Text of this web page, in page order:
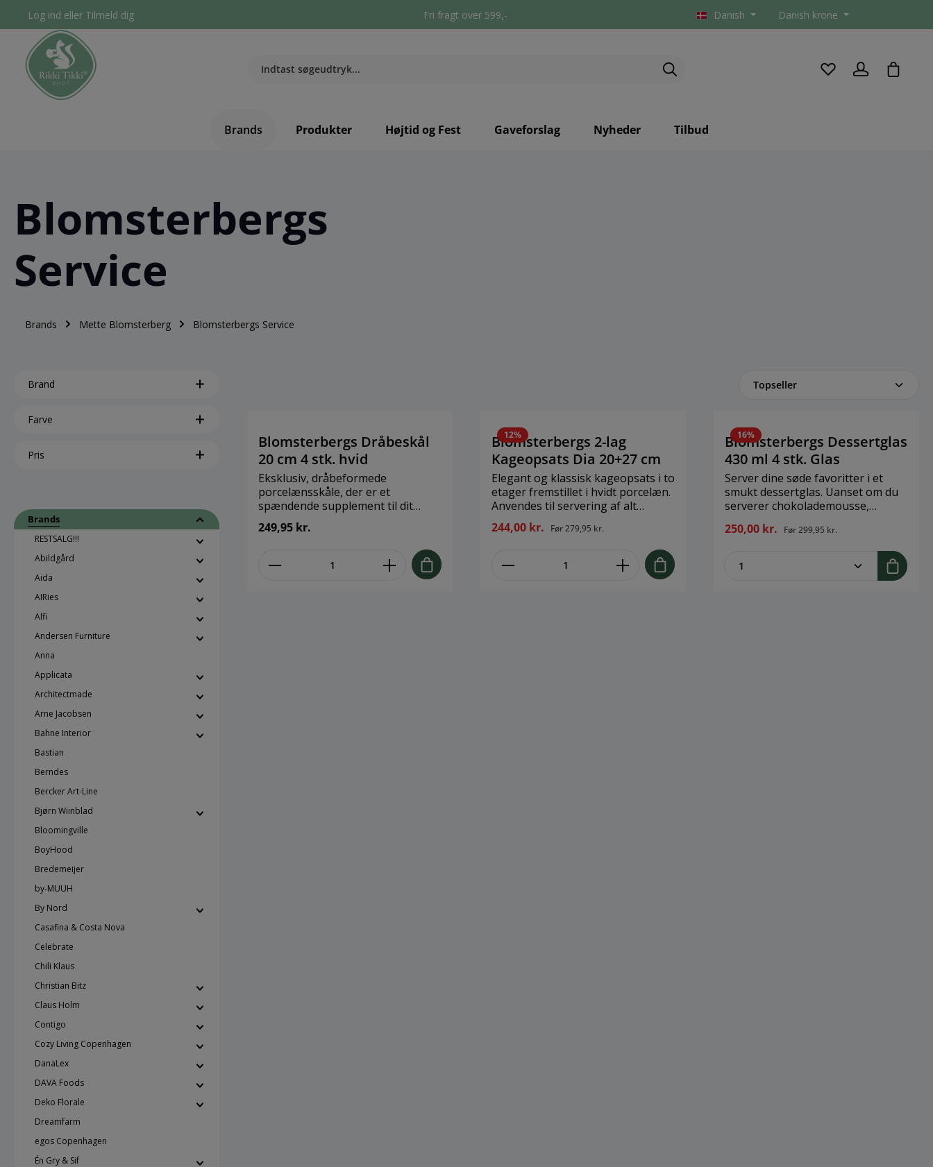
Log ind eller Tilmeld dig Fri fragt over 599,- Danish Danish krone
Brands Produkter Højtid og Fest Gaveforslag Nyheder Tilbud
Blomsterbergs
Service
Brands Mette Blomsterberg Blomsterbergs Service
Brand
Farve
Pris
Brands
RESTSALG!!!
Abildgård
Aida
AIRies
Alfi
Andersen Furniture
Anna
Applicata
Architectmade
Arne Jacobsen
Bahne Interior
Bastian
Berndes
Bercker Art-Line
Bjørn Wiinblad
Bloomingville
BoyHood
Bredemeijer
by-MUUH
By Nord
Casafina & Costa Nova
Celebrate
Chili Klaus
Christian Bitz
Claus Holm
Contigo
Cozy Living Copenhagen
DanaLex
DAVA Foods
Deko Florale
Dreamfarm
egos Copenhagen
Én Gry & Sif
Blomsterbergs Dråbeskål
20 cm 4 stk. hvid
Eksklusiv, dråbeformede
porcelænsskåle, der er et
spændende supplement til dit
service. Meget anvendelig som
både skåle og dybe tallerkener.
jordbærsuppe til havregryn med
friske jordbær og cacao nibs. Flere
249,95 kr.
zentheme.component.product.quantitySelect.legend
12%
Blomsterbergs 2-lag
Kageopsats Dia 20+27 cm
Elegant og klassisk kageopsats i to
etager fremstillet i hvidt porcelæn.
Anvendes til servering af alt
mindre bagværk såsom cupcakes,
små desserter osv., men også til
udskåret frugt, pindemadder, små
sandwiches, oste,
fødselsdagsboller og meget mere.
244,00 kr. Før279,95 kr.
zentheme.component.product.quantitySelect.legend
16%
Blomsterbergs Dessertglas
430 ml 4 stk. Glas
Server dine søde favoritter i et
smukt dessertglas. Uanset om du
serverer chokolademousse,
glas med til at gøre din dessert
ekstra indbydende. Velegnet til
opvaskemaskine.Brand:
BlomsterbergStørrelse: 430 ml - 4
250,00 kr. Før299,95 kr.